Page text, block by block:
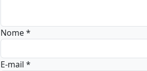
Nome*
E-mail *